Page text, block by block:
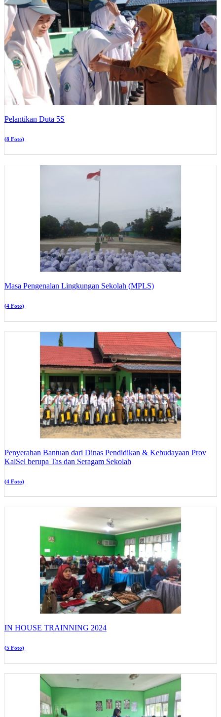
Pelantikan Duta 5S
(8 Foto)
Masa Pengenalan Lingkungan Sekolah (MPLS)
(4 Foto)
Penyerahan Bantuan dari Dinas Pendidikan & Kebudayaan Prov
KalSel berupa Tas dan Seragam Sekolah
(4 Foto)
IN HOUSE TRAINNING 2024
(5 Foto)